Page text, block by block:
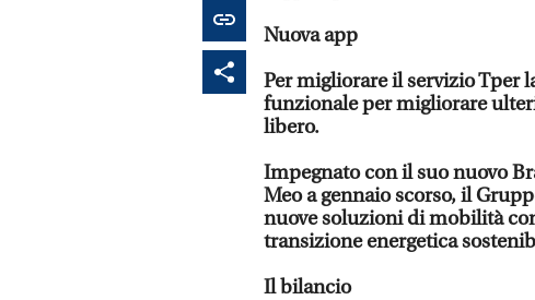
Nuova app
Per migliorare il servizio Tper
funzionale per migliorare
libero.
Impegnato con il suo nuovo
Meo a gennaio scorso, il
nuove soluzioni di mobilità
transizione energetica
Il bilancio